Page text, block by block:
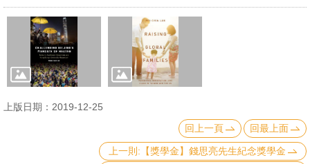
專
facebook
上版日期：2019-12-25
回上一頁
回最上面
上一則:【獎學金】錢思亮先生紀念獎學金